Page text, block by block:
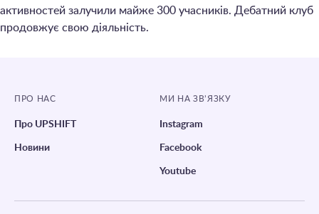
активностей залучили майже 300 учасників. Дебатний клуб
продовжує свою діяльність.
ПРО НАС
Про UPSHIFT
Новини
МИ НА ЗВ’ЯЗКУ
Instagram
Facebook
Youtube